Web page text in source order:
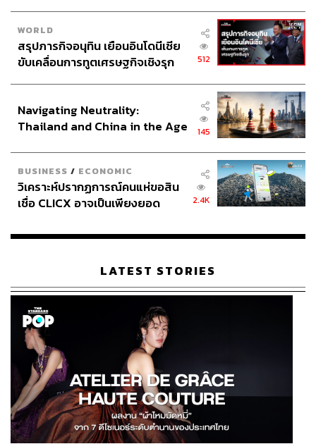
ถ้าปาร์ตี้ เสียงเพลง และเครื่องดื่มในยามค่ำคืนคือสิ่งที่เติม
เต็มอารมณ์และความรู้สึก งานทอล์กในช่วงกลางวันก็น่าจะ
ช่วยเติมเต็มการนึกคิดและส่งต่อแนวคิดดีๆ ไปสู่สังคมในวง
กว้าง เพราะในโลกอนาคตที่ความเปลี่ยนแปลงเป็นเรื่อง
ธรรมดา คงจะดีกว่าหากทุกคนร่วมกันคิด ร่วมกันทำเพื่อชีวิต
w.wonderfruitfestival.com
WORLD
สรุปภารกิจอนุทิน เยือนอินโดนีเซีย
ขับเคลื่อนการทูตเศรษฐกิจเชิงรุก
512
Navigating Neutrality:
Thailand and China in the Age
145
BUSINESS / ECONOMIC
วิเคราะห์ปรากฏการณ์คนแห่ขอสิน
เชื่อ CLICX อาจเป็นเพียงยอด
เรือนไทยที่ถูกซุกไว้
2.4K
LATEST STORIES